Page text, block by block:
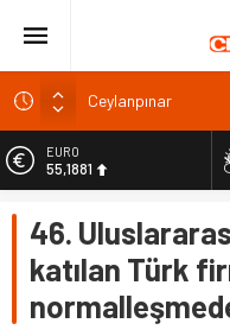
Ceylanpınar
Kars’ın tarihi mirası
Malatya Kültür
Bakan Yumaklı
EURO
55,1881
6.660,55
BİST
13.779,39
46.
katılan Türk